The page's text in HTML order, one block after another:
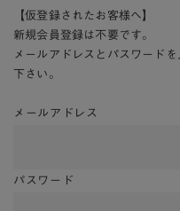
【仮登録されたお客様へ】
新規会員登録は不要です。
メールアドレスとパスワード
下さい。
メールアドレス
パスワード